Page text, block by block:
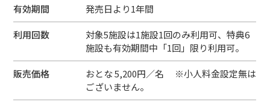
有効期間 発売日より1年間
利用回数
対象5施設は1施設1回のみ利用可、特典6
施設も有効期間中「1回」限り利用可。
販売価格 おとな 5,200円／名
小人料金設定無は
ございません。